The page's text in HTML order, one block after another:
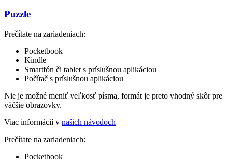
Puzzle
Prečítate na zariadeniach:
Pocketbook
Kindle
Smartfón či tablet s príslušnou aplikáciou
Počítač s príslušnou aplikáciou
Nie je možné meniť veľkosť písma, formát je preto vhodný skôr pre
väčšie obrazovky.
Viac informácií v našich návodoch
Prečítate na zariadeniach:
Pocketbook